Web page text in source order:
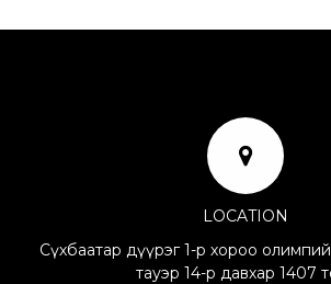
LOCATION
Сүхбаатар дүүрэг 1-р хороо
тауэр 14-р давхар 1407